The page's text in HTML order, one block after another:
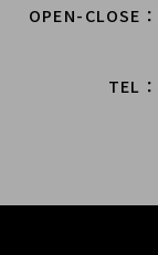
OPEN-CLOSE
TEL